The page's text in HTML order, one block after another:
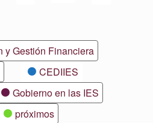
y Gestión Financiera
CEDIIES
Gobierno en las IES
próximos